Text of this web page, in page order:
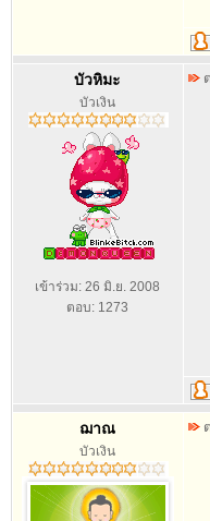
บัวหิมะ
บัวเงิน
เข้าร่วม: 26 มิ.ย. 2008
ตอบ: 1273
ฌาณ
บัวเงิน